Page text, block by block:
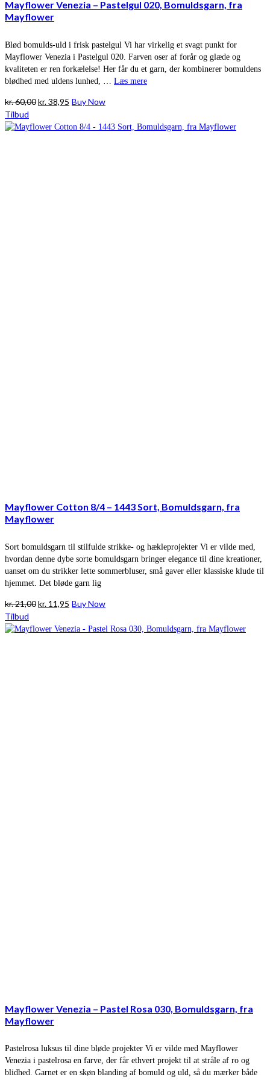
Mayflower Venezia – Pastelgul 020, Bomuldsgarn, fra
Mayflower
Blød bomulds-uld i frisk pastelgul Vi har virkelig et svagt punkt for
Mayflower Venezia i Pastelgul 020. Farven oser af forår og glæde og
kvaliteten er ren forkælelse! Her får du et garn, der kombinerer bomuldens
blødhed med uldens lunhed, … Læs mere
kr.60,00Den
pris
kr.38,95 Den
pris
Buy Now
Tilbud
Mayflower Cotton 8/4 – 1443 Sort, Bomuldsgarn, fra
Mayflower
Sort bomuldsgarn til stilfulde strikke- og hækleprojekter Vi er vilde med,
hvordan denne dybe sorte bomuldsgarn bringer elegance til dine kreationer,
uanset om du strikker lette sommerbluser, små gaver eller klassiske klude til
hjemmet. Det bløde garn lig
kr.21,00Den
pris
kr. 11,95 Den
pris
Buy Now
Tilbud
Mayflower Venezia – Pastel Rosa 030, Bomuldsgarn, fra
Mayflower
Pastelrosa luksus til dine bløde projekter Vi er vilde med Mayflower
Venezia i pastelrosa en farve, der får ethvert projekt til at stråle af ro og
blidhed. Garnet er en skøn blanding af bomuld og uld, så du mærker både